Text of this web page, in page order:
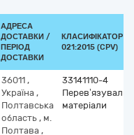
АДРЕСА
ДОСТАВКИ /
ПЕРІОД
ДОСТАВКИ
КЛАСИФІКАТОР
021:2015 (CPV)
36011 ,
Україна ,
Полтавська
область , м.
Полтава ,
33141110-4
матеріали